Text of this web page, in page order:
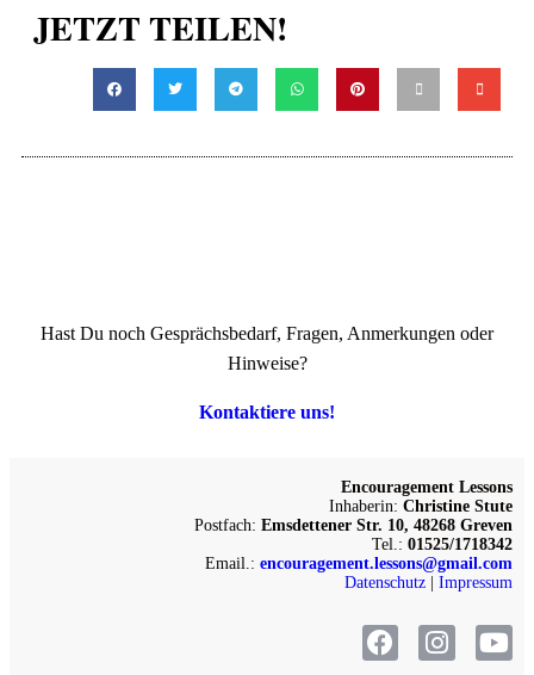
JETZT TEILEN!
Hast Du noch Gesprächsbedarf, Fragen, Anmerkungen oder
Hinweise?
Kontaktiere uns!
Encouragement Lessons
Inhaberin: Christine Stute
Postfach: Emsdettener Str. 10, 48268 Greven
Tel.: 01525/1718342
Email.: encouragement.lessons@gmail.com
Datenschutz | Impressum